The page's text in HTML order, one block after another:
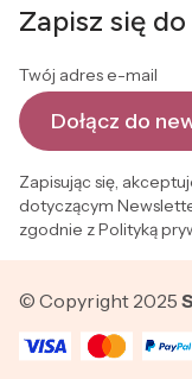
Zapisz się
Twój adres e-mail
Dołącz do
Zapisując się,
dotyczącym
zgodnie z Polityką
© Copyright 2025